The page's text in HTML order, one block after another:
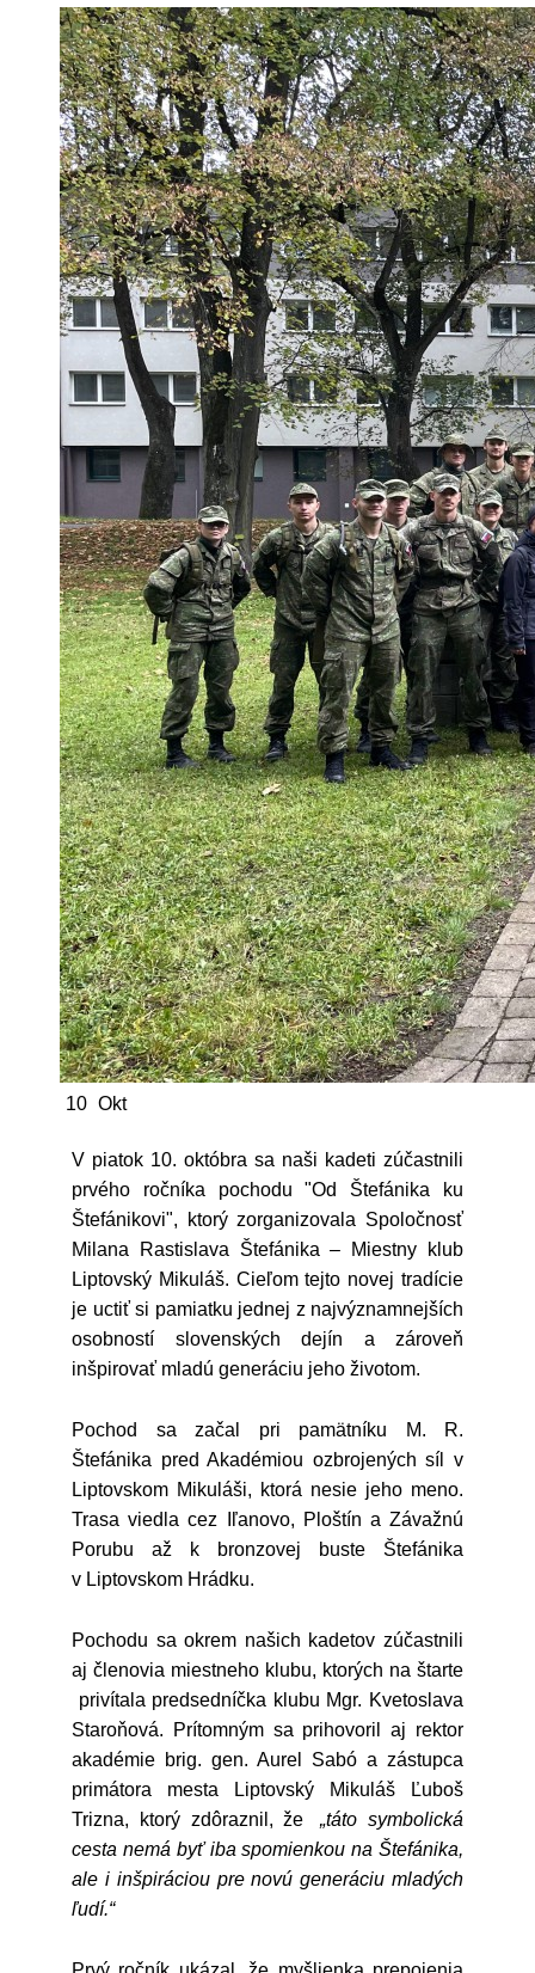
10 Okt
V piatok 10. októbra sa naši kadeti zúčastnili
prvého ročníka pochodu "Od Štefánika ku
Štefánikovi", ktorý zorganizovala Spoločnosť
Milana Rastislava Štefánika – Miestny klub
Liptovský Mikuláš. Cieľom tejto novej tradície
je uctiť si pamiatku jednej z najvýznamnejších
osobností slovenských dejín a zároveň
inšpirovať mladú generáciu jeho životom.
Pochod sa začal pri pamätníku M. R.
Štefánika pred Akadémiou ozbrojených síl v
Liptovskom Mikuláši, ktorá nesie jeho meno.
Trasa viedla cez Iľanovo, Ploštín a Závažnú
Porubu až k bronzovej buste Štefánika
v Liptovskom Hrádku.
Pochodu sa okrem našich kadetov zúčastnili
aj členovia miestneho klubu, ktorých na štarte
privítala predsedníčka klubu Mgr. Kvetoslava
Staroňová. Prítomným sa prihovoril aj rektor
akadémie brig. gen. Aurel Sabó a zástupca
primátora mesta Liptovský Mikuláš Ľuboš
Trizna, ktorý zdôraznil, že
„táto symbolická
cesta nemá byť iba spomienkou na Štefánika,
ale i inšpiráciou pre novú generáciu mladých
ľudí.“